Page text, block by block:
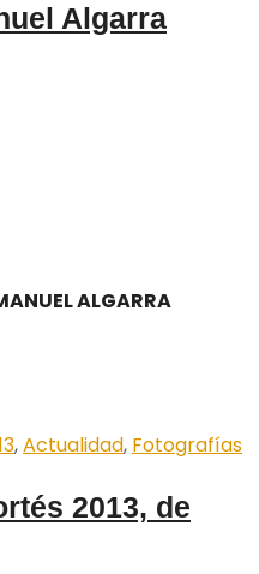
Algarra
ALGARRA
,Actualidad, Fotografías
2013, de